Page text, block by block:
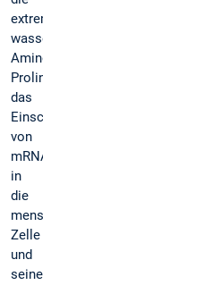
extrem
wasserlösliche
Aminosäure
Prolin,
das
Einschleusen
von
mRNA
in
die
menschliche
Zelle
und
seine